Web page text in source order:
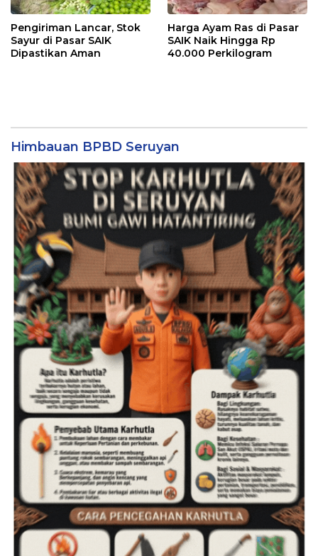
Pengiriman Lancar, Stok
Sayur di Pasar SAIK
Dipastikan Aman
Harga Ayam Ras di Pasar
SAIK Naik Hingga Rp
40.000 Perkilogram
Himbauan BPBD Seruyan